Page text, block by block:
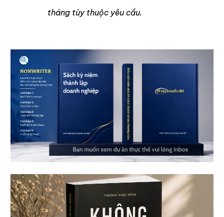
tháng tùy thuộc yêu cầu.